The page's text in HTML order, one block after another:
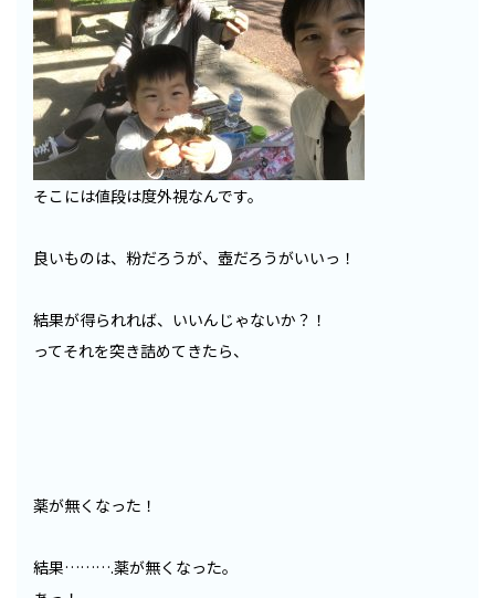
そこには値段は度外視なんです。
良いものは、粉だろうが、壺だろうがいいっ！
結果が得られれば、いいんじゃないか？！
ってそれを突き詰めてきたら、
薬が無くなった！
結果……….薬が無くなった。